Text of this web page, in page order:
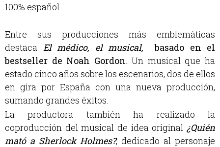
100% español.
Entre sus producciones más emblemáticas
destaca El médico, el musical,
basado en el
bestseller de Noah Gordon. Un musical que ha
estado cinco años sobre los escenarios, dos de ellos
en gira por España con una nueva producción,
sumando grandes éxitos.
La productora también ha realizado la
coproducción del musical de idea original ¿Quién
mató a Sherlock Holmes?, dedicado al personaje